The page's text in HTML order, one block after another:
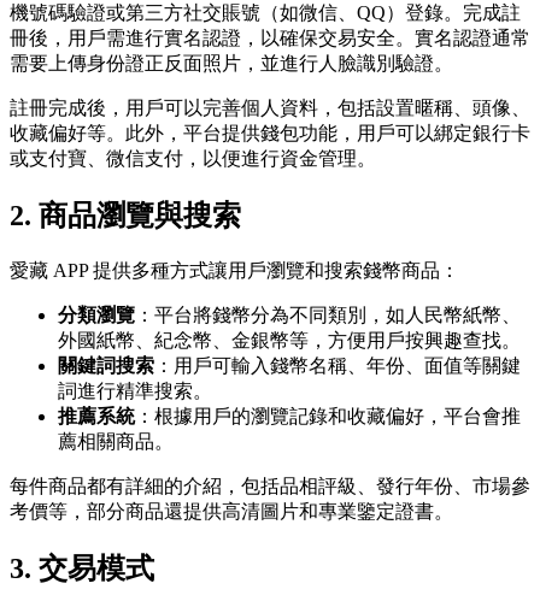
機號碼驗證或第三方社交賬號（如微信、QQ）登錄。完成註
冊後，用戶需進行實名認證，以確保交易安全。實名認證通常
需要上傳身份證正反面照片，並進行人臉識別驗證。
註冊完成後，用戶可以完善個人資料，包括設置暱稱、頭像、
收藏偏好等。此外，平台提供錢包功能，用戶可以綁定銀行卡
或支付寶、微信支付，以便進行資金管理。
2. 商品瀏覽與搜索
愛藏 APP 提供多種方式讓用戶瀏覽和搜索錢幣商品：
分類瀏覽 ：平台將錢幣分為不同類別，如人民幣紙幣、
外國紙幣、紀念幣、金銀幣等，方便用戶按興趣查找。
關鍵詞搜索 ：用戶可輸入錢幣名稱、年份、面值等關鍵
詞進行精準搜索。
推薦系統：根據用戶的瀏覽記錄和收藏偏好，平台會推
薦相關商品。
每件商品都有詳細的介紹，包括品相評級、發行年份、市場參
考價等，部分商品還提供高清圖片和專業鑒定證書。
3. 交易模式